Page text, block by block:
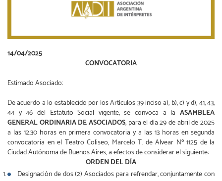
14/04/2025
CONVOCATORIA
Estimado Asociado:
De acuerdo a lo establecido por los Artículos 39 inciso a), b), c) y d), 41, 43,
44 y 46 del Estatuto Social vigente, se convoca a la ASAMBLEA
GENERAL ORDINARIA DE ASOCIADOS, para el día 29 de abril de 2025
a las 12.30 horas en primera convocatoria y a las 13 horas en segunda
convocatoria en el Teatro Coliseo, Marcelo T. de Alvear Nº 1125 de la
Ciudad Autónoma de Buenos Aires, a efectos de considerar el siguiente:
ORDEN DEL DÍA
Designación de dos (2) Asociados para refrendar, conjuntamente con